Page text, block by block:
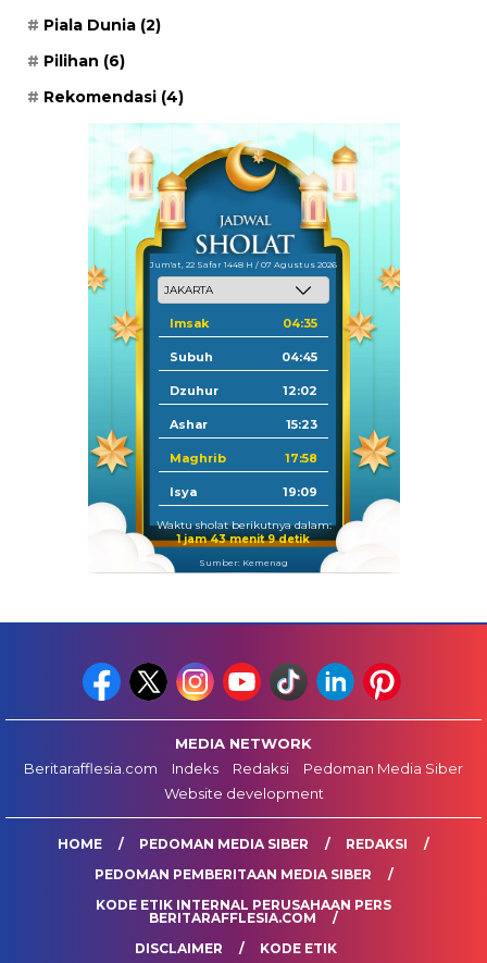
Piala Dunia (2)
Pilihan (6)
Rekomendasi (4)
Jum'at, 22 Safar 1448 H / 07 Agustus 2026
Imsak 04:35
Subuh 04:45
Dzuhur 12:02
Ashar 15:23
Maghrib 17:58
Isya 19:09
Waktu sholat berikutnya dalam:
1 jam 43 menit 8 detik
Sumber: Kemenag
MEDIA NETWORK
Beritarafflesia.com
Indeks Redaksi
Pedoman Media Siber
Website development
HOME PEDOMAN MEDIA SIBER
REDAKSI
PEDOMAN PEMBERITAAN MEDIA SIBER
KODE ETIK INTERNAL PERUSAHAAN PERS
BERITARAFFLESIA.COM
DISCLAIMER
KODE ETIK